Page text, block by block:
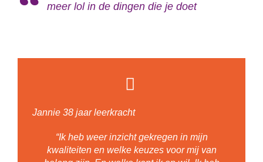
meer lol in de dingen die je doet
Jannie 38 jaar leerkracht
“Ik heb weer inzicht gekregen in mijn
kwaliteiten en welke keuzes voor mij van